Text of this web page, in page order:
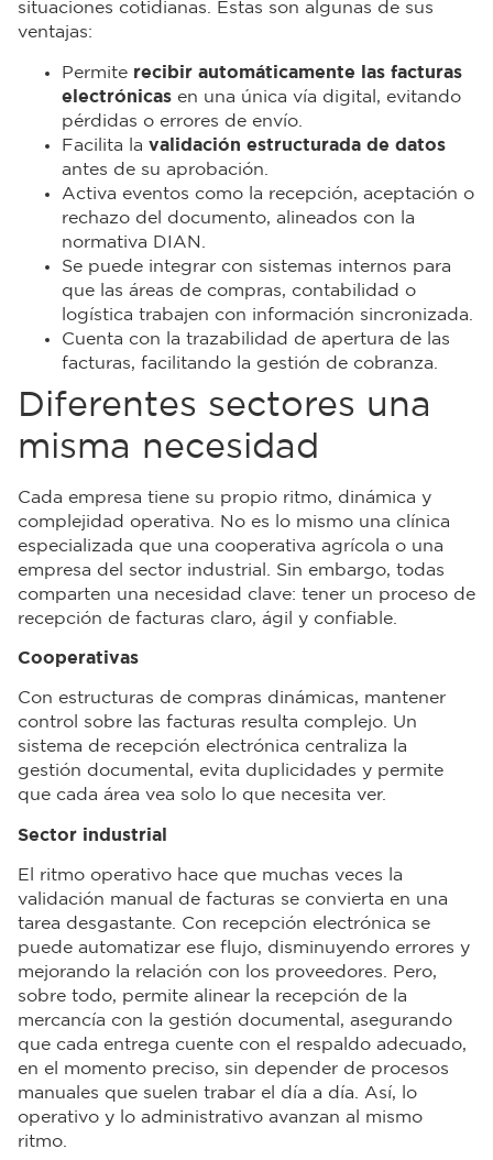
situaciones cotidianas. Estas son algunas de sus
ventajas:
Permite recibir automáticamente las facturas
electrónicas en una única vía digital, evitando
pérdidas o errores de envío.
Facilita la validación estructurada de datos
antes de su aprobación.
Activa eventos como la recepción, aceptación o
rechazo del documento, alineados con la
normativa DIAN.
Se puede integrar con sistemas internos para
que las áreas de compras, contabilidad o
logística trabajen con información sincronizada.
Cuenta con la trazabilidad de apertura de las
facturas, facilitando la gestión de cobranza.
Diferentes sectores una
misma necesidad
Cada empresa tiene su propio ritmo, dinámica y
complejidad operativa. No es lo mismo una clínica
especializada que una cooperativa agrícola o una
empresa del sector industrial. Sin embargo, todas
comparten una necesidad clave: tener un proceso de
recepción de facturas claro, ágil y confiable.
Cooperativas
Con estructuras de compras dinámicas, mantener
control sobre las facturas resulta complejo. Un
sistema de recepción electrónica centraliza la
gestión documental, evita duplicidades y permite
que cada área vea solo lo que necesita ver.
Sector industrial
El ritmo operativo hace que muchas veces la
validación manual de facturas se convierta en una
tarea desgastante. Con recepción electrónica se
puede automatizar ese flujo, disminuyendo errores y
mejorando la relación con los proveedores. Pero,
sobre todo, permite alinear la recepción de la
mercancía con la gestión documental, asegurando
que cada entrega cuente con el respaldo adecuado,
en el momento preciso, sin depender de procesos
manuales que suelen trabar el día a día. Así, lo
operativo y lo administrativo avanzan al mismo
ritmo.